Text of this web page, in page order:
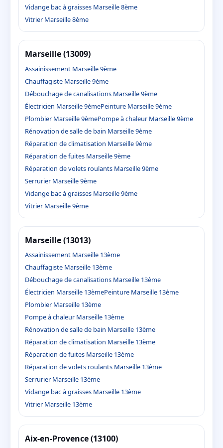
Vidange bac à graisses Marseille 8ème
Vitrier Marseille 8ème
Marseille (13009)
Assainissement Marseille 9ème
Chauffagiste Marseille 9ème
Débouchage de canalisations Marseille 9ème
Électricien Marseille 9èmePeinture Marseille 9ème
Plombier Marseille 9èmePompe à chaleur Marseille 9ème
Rénovation de salle de bain Marseille 9ème
Réparation de climatisation Marseille 9ème
Réparation de fuites Marseille 9ème
Réparation de volets roulants Marseille 9ème
Serrurier Marseille 9ème
Vidange bac à graisses Marseille 9ème
Vitrier Marseille 9ème
Marseille (13013)
Assainissement Marseille 13ème
Chauffagiste Marseille 13ème
Débouchage de canalisations Marseille 13ème
Électricien Marseille 13èmePeinture Marseille 13ème
Plombier Marseille 13ème
Pompe à chaleur Marseille 13ème
Rénovation de salle de bain Marseille 13ème
Réparation de climatisation Marseille 13ème
Réparation de fuites Marseille 13ème
Réparation de volets roulants Marseille 13ème
Serrurier Marseille 13ème
Vidange bac à graisses Marseille 13ème
Vitrier Marseille 13ème
Aix-en-Provence (13100)